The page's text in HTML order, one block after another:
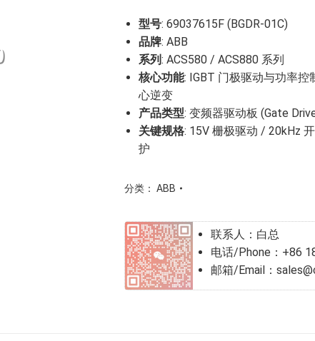
型号: 69037615F (BGDR-01C)
品牌: ABB
系列: ACS580 / ACS880 系列
核心功能: IGBT 门极驱动与功率控
心逆变
产品类型: 变频器驱动板 (Gate
关键规格: 15V 栅极驱动 / 20kHz
护
分类： ABB
联系人：白总
电话/Phone：+86
邮箱/Email：